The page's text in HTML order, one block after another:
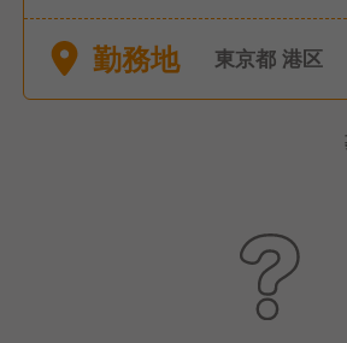
勤務地 東京都 港区